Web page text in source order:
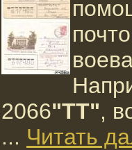
2066"ТТ",
... Читать